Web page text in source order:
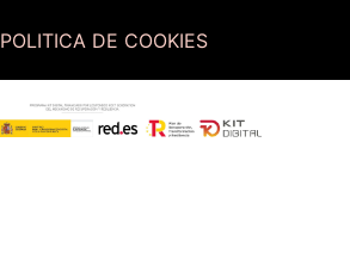
POLITICA DE COOKIES